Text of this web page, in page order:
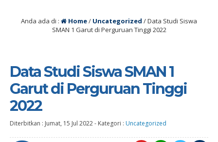
Anda ada di : Home/ Uncategorized /Data Studi Siswa
SMAN 1 Garut di Perguruan Tinggi 2022
Data Studi Siswa SMAN 1
Garut di Perguruan Tinggi
2022
Diterbitkan : Jumat, 15 Jul 2022- Kategori : Uncategorized